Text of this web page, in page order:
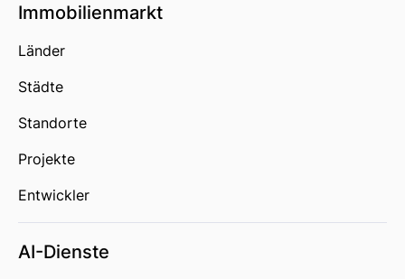
Immobilienmarkt
Länder
Städte
Standorte
Projekte
Entwickler
AI-Dienste